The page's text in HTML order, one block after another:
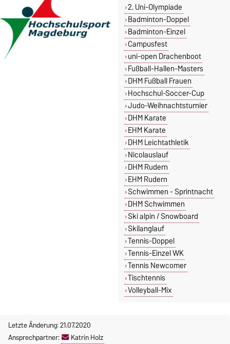
2. Uni-Olympiade
Badminton-Doppel
Badminton-Einzel
Campusfest
uni-open Drachenboot
Fußball-Hallen-Masters
DHM Fußball Frauen
Hochschul-Soccer-Cup
Judo-Weihnachtsturnier
DHM Karate
EHM Karate
DHM Leichtathletik
Nicolauslauf
DHM Rudern
EHM Rudern
Schwimmen - Sprintnacht
DHM Schwimmen
Ski alpin / Snowboard
Skilanglauf
Tennis-Doppel
Tennis-Einzel WK
Tennis Newcomer
Tischtennis
Volleyball-Mix
Letzte Änderung: 21.07.2020
Ansprechpartner:
Katrin Holz